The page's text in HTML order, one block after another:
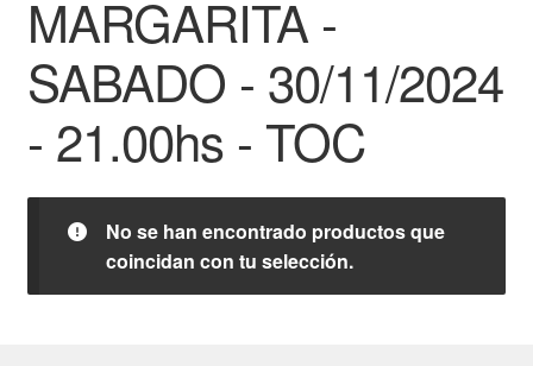
MARGARITA -
SABADO - 30/11/2024
- 21.00hs - TOC
No se han encontrado productos que
coincidan con tu selección.